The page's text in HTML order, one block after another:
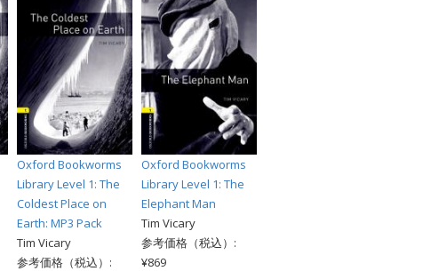
Oxford Bookworms
Library Level 1: The
Coldest Place on
Earth: MP3 Pack
Tim Vicary
参考価格（税込）:
Oxford Bookworms
Library Level 1: The
Elephant Man
Tim Vicary
参考価格（税込）:
¥869